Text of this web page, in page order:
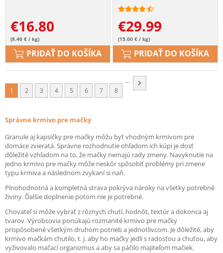
€16.80
(8.40 € / kg)
PRIDAŤ DO KOŠÍKA
€29.99
(15.00 € / kg)
PRIDAŤ DO KOŠÍKA
1 2 3 4 5 6 7 8
...
Správne krmivo pre mačky
Granule aj kapsičky pre mačky môžu byť vhodným krmivom pre
domáce zvieratá. Správne rozhodnutie ohľadom ich kúpi je dosť
dôležité vzhľadom na to, že mačky nemajú rady zmeny. Navyknutie na
jedno krmivo pre mačky môže neskôr spôsobiť problémy pri zmene
typu krmiva a následnom zvykaní si naň.
Plnohodnotná a kompletná strava pokrýva nároky na všetky potrebné
živiny. Ďalšie doplnenie potom nie je potrebné.
Chovateľ si môže vybrať z rôznych chutí, hodnôt, textúr a dokonca aj
tvarov. Výrobcovia ponúkajú rozmanité krmivo pre mačky
prispôsobené všetkým druhom potrieb a jednotlivcom. Je dôležité, aby
krmivo mačkám chutilo, t. j. aby ho mačky jedli s radosťou a chuťou, aby
vyživovalo mačací organizmus a aby sa páčilo majiteľom mačiek.